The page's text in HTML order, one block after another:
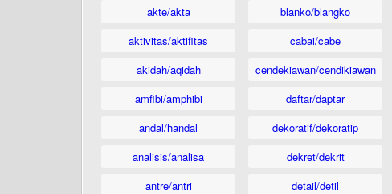
akte/akta
aktivitas/aktifitas
akidah/aqidah
amfibi/amphibi
andal/handal
analisis/analisa
antre/antri
blanko/blangko
cabai/cabe
cendekiawan/cendikiawan
daftar/daptar
dekoratif/dekoratip
dekret/dekrit
detail/detil